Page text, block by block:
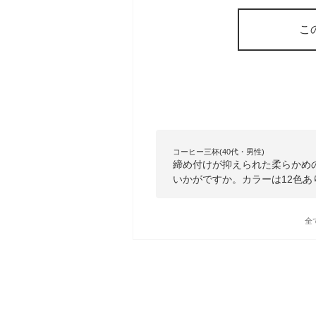
こ
コーヒー三杯(40代・男性)
締め付けが抑えられた柔らか
いかがですか。カラーは12色あ
全